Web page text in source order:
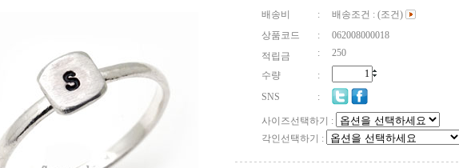
배송비 :
배송조건 : (조건)
상품코드
:
062008000018
적립금
:
250
수량
:
SNS
:
사이즈선택하기 :
각인선택하기 :